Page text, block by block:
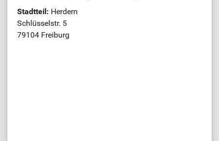
Stadtteil: Herdern
Schlüsselstr. 5
79104 Freiburg